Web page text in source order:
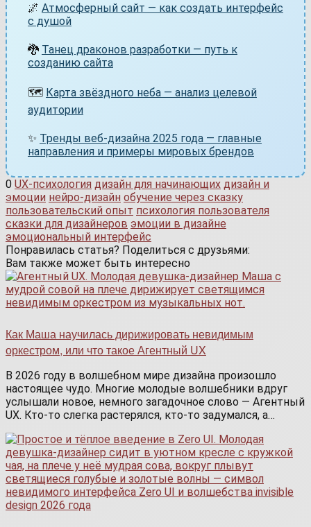
🌌 Атмосферный сайт — как создать интерфейс
с душой
🐉 Танец драконов разработки — путь к
созданию сайта
🗺️ Карта звёздного неба — анализ целевой
аудитории
✨ Тренды веб-дизайна 2025 года — главные
направления и примеры мировых брендов
0 UX-психология дизайн для начинающих дизайн и
эмоции нейро-дизайн обучение через сказку
пользовательский опыт психология пользователя
сказки для дизайнеров эмоции в дизайне
эмоциональный интерфейс
Понравилась статья? Поделиться с друзьями:
Вам также может быть интересно
Как Маша научилась дирижировать невидимым
оркестром, или что такое Агентный UX
В 2026 году в волшебном мире дизайна произошло
настоящее чудо. Многие молодые волшебники вдруг
услышали новое, немного загадочное слово — Агентный
UX. Кто-то слегка растерялся, кто-то задумался, а…